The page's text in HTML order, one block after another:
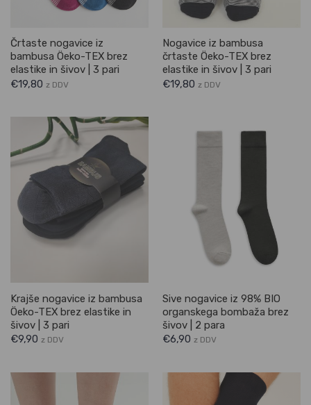
Črtaste nogavice iz
bambusa Öeko-TEX brez
elastike in šivov | 3 pari
€19,80 z DDV
Nogavice iz bambusa
črtaste Öeko-TEX brez
elastike in šivov | 3 pari
€19,80 z DDV
Krajše nogavice iz bambusa
Öeko-TEX brez elastike in
šivov | 3 pari
€9,90 z DDV
Sive nogavice iz 98% BIO
organskega bombaža brez
šivov | 2 para
€6,90 z DDV